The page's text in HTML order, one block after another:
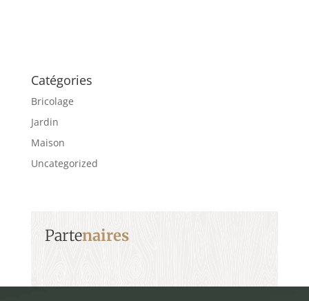
Catégories
Bricolage
Jardin
Maison
Uncategorized
Partenaires